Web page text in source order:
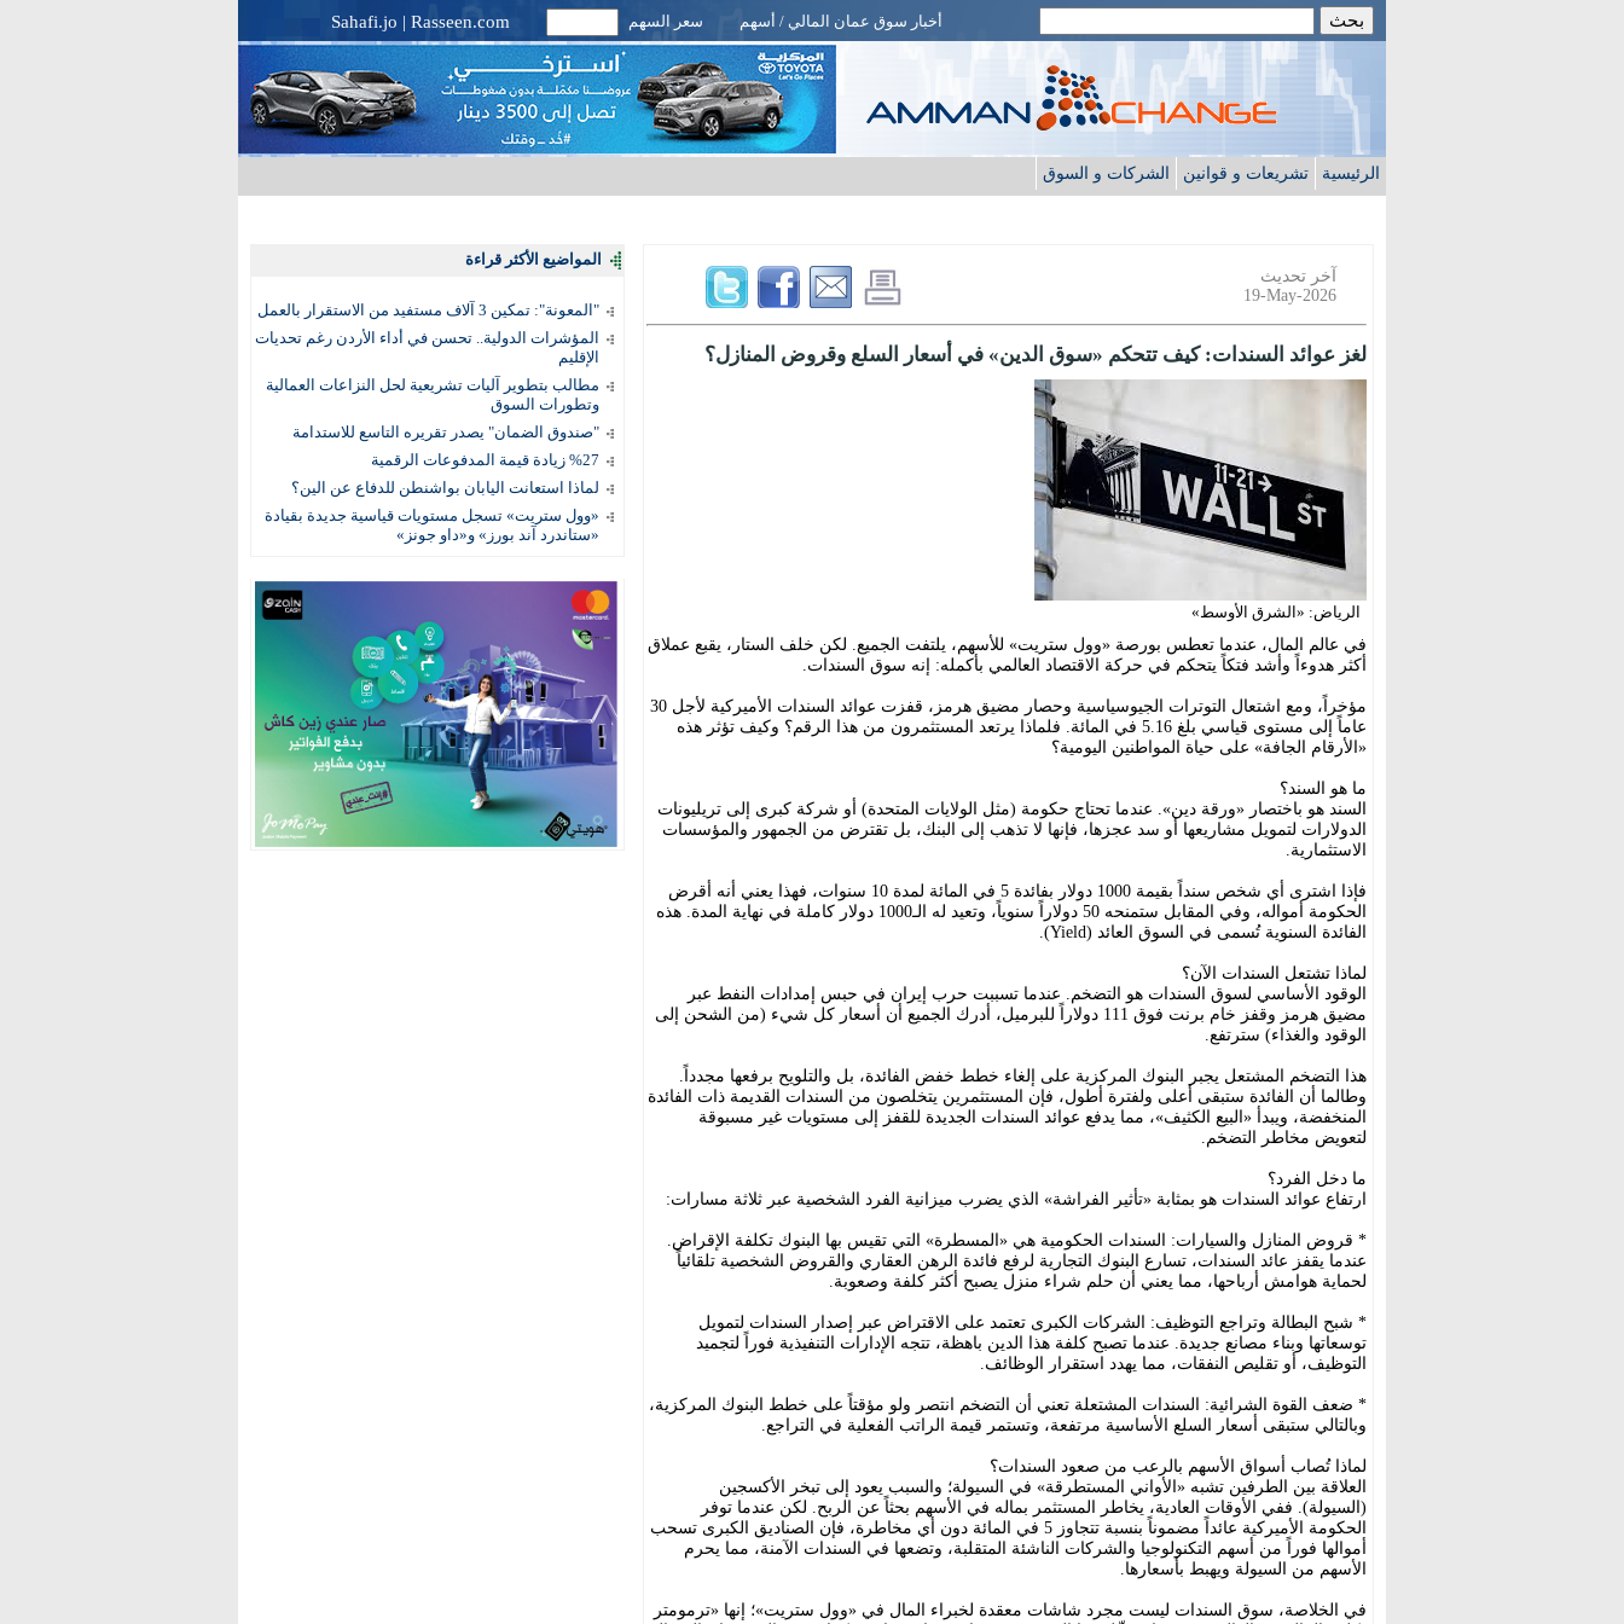
أخبار سوق عمان المالي / أسهم سعر السهم Sahafi.jo | Rasseen.com
الرئيسية تشريعات و قوانين الشركات و السوق
المواضيع الأكثر قراءة
"المعونة": تمكين 3 آلاف مستفيد من الاستقرار بالعمل
المؤشرات الدولية.. تحسن في أداء الأردن رغم تحديات
الإقليم
مطالب بتطوير آليات تشريعية لحل النزاعات العمالية
وتطورات السوق
"صندوق الضمان" يصدر تقريره التاسع للاستدامة
%27 زيادة قيمة المدفوعات الرقمية
لماذا استعانت اليابان بواشنطن للدفاع عن الين؟
«وول ستريت» تسجل مستويات قياسية جديدة بقيادة
«ستاندرد آند بورز» و«داو جونز»
آخر تحديث
19-May-2026
لغز عوائد السندات: كيف تتحكم «سوق الدين» في أسعار السلع وقروض المنازل؟
الرياض: «الشرق الأوسط»
في عالم المال، عندما تعطس بورصة «وول ستريت» للأسهم، يلتفت الجميع. لكن خلف الستار، يقبع عملاق
أكثر هدوءاً وأشد فتكاً يتحكم في حركة الاقتصاد العالمي بأكمله: إنه سوق السندات.
مؤخراً، ومع اشتعال التوترات الجيوسياسية وحصار مضيق هرمز، قفزت عوائد السندات الأميركية لأجل 30
عاماً إلى مستوى قياسي بلغ 5.16 في المائة. فلماذا يرتعد المستثمرون من هذا الرقم؟ وكيف تؤثر هذه
«الأرقام الجافة» على حياة المواطنين اليومية؟
ما هو السند؟
السند هو باختصار «ورقة دين». عندما تحتاج حكومة (مثل الولايات المتحدة) أو شركة كبرى إلى تريليونات
الدولارات لتمويل مشاريعها أو سد عجزها، فإنها لا تذهب إلى البنك، بل تقترض من الجمهور والمؤسسات
الاستثمارية.
فإذا اشترى أي شخص سنداً بقيمة 1000 دولار بفائدة 5 في المائة لمدة 10 سنوات، فهذا يعني أنه أقرض
الحكومة أمواله، وفي المقابل ستمنحه 50 دولاراً سنوياً، وتعيد له الـ1000 دولار كاملة في نهاية المدة. هذه
الفائدة السنوية تُسمى في السوق العائد (Yield).
لماذا تشتعل السندات الآن؟
الوقود الأساسي لسوق السندات هو التضخم. عندما تسببت حرب إيران في حبس إمدادات النفط عبر
مضيق هرمز وقفز خام برنت فوق 111 دولاراً للبرميل، أدرك الجميع أن أسعار كل شيء (من الشحن إلى
الوقود والغذاء) سترتفع.
هذا التضخم المشتعل يجبر البنوك المركزية على إلغاء خطط خفض الفائدة، بل والتلويح برفعها مجدداً.
وطالما أن الفائدة ستبقى أعلى ولفترة أطول، فإن المستثمرين يتخلصون من السندات القديمة ذات الفائدة
المنخفضة، ويبدأ «البيع الكثيف»، مما يدفع عوائد السندات الجديدة للقفز إلى مستويات غير مسبوقة
لتعويض مخاطر التضخم.
ما دخل الفرد؟
ارتفاع عوائد السندات هو بمثابة «تأثير الفراشة» الذي يضرب ميزانية الفرد الشخصية عبر ثلاثة مسارات:
* قروض المنازل والسيارات: السندات الحكومية هي «المسطرة» التي تقيس بها البنوك تكلفة الإقراض.
عندما يقفز عائد السندات، تسارع البنوك التجارية لرفع فائدة الرهن العقاري والقروض الشخصية تلقائياً
لحماية هوامش أرباحها، مما يعني أن حلم شراء منزل يصبح أكثر كلفة وصعوبة.
* شبح البطالة وتراجع التوظيف: الشركات الكبرى تعتمد على الاقتراض عبر إصدار السندات لتمويل
توسعاتها وبناء مصانع جديدة. عندما تصبح كلفة هذا الدين باهظة، تتجه الإدارات التنفيذية فوراً لتجميد
التوظيف، أو تقليص النفقات، مما يهدد استقرار الوظائف.
* ضعف القوة الشرائية: السندات المشتعلة تعني أن التضخم انتصر ولو مؤقتاً على خطط البنوك المركزية،
وبالتالي ستبقى أسعار السلع الأساسية مرتفعة، وتستمر قيمة الراتب الفعلية في التراجع.
لماذا تُصاب أسواق الأسهم بالرعب من صعود السندات؟
العلاقة بين الطرفين تشبه «الأواني المستطرقة» في السيولة؛ والسبب يعود إلى تبخر الأكسجين
(السيولة). ففي الأوقات العادية، يخاطر المستثمر بماله في الأسهم بحثاً عن الربح. لكن عندما توفر
الحكومة الأميركية عائداً مضموناً بنسبة تتجاوز 5 في المائة دون أي مخاطرة، فإن الصناديق الكبرى تسحب
أموالها فوراً من أسهم التكنولوجيا والشركات الناشئة المتقلبة، وتضعها في السندات الآمنة، مما يحرم
الأسهم من السيولة ويهبط بأسعارها.
في الخلاصة، سوق السندات ليست مجرد شاشات معقدة لخبراء المال في «وول ستريت»؛ إنها «ترمومتر